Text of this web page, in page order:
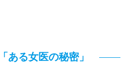
ある女医の秘密」